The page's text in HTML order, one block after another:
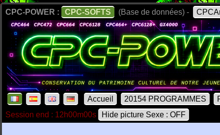
CPC-POWER : CPC-SOFTS (Base de données) -
Accueil 20154 PROGRAMMES
Session end : 12h00m00s
Hide picture Sexe : OFF